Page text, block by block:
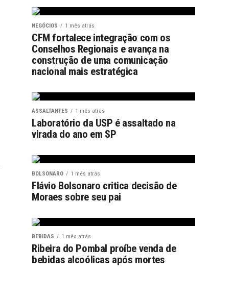
NEGÓCIOS 1 mês atrás
CFM fortalece integração com os
Conselhos Regionais e avança na
construção de uma comunicação
nacional mais estratégica
ASSALTANTES 1 mês atrás
Laboratório da USP é assaltado na
virada do ano em SP
BOLSONARO 1 mês atrás
Flávio Bolsonaro critica decisão de
Moraes sobre seu pai
BEBIDAS 1 mês atrás
Ribeira do Pombal proíbe venda de
bebidas alcoólicas após mortes